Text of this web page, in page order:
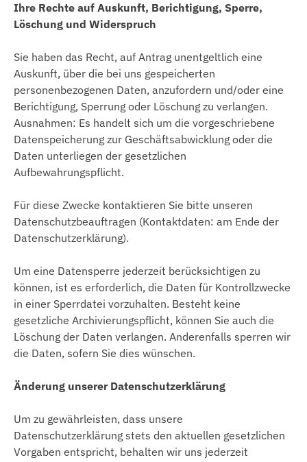
Ihre Rechte auf Auskunft, Berichtigung, Sperre,
Löschung und Widerspruch
Sie haben das Recht, auf Antrag unentgeltlich eine
Auskunft, über die bei uns gespeicherten
personenbezogenen Daten, anzufordern und/oder eine
Berichtigung, Sperrung oder Löschung zu verlangen.
Ausnahmen: Es handelt sich um die vorgeschriebene
Datenspeicherung zur Geschäftsabwicklung oder die
Daten unterliegen der gesetzlichen
Aufbewahrungspflicht.
Für diese Zwecke kontaktieren Sie bitte unseren
Datenschutzbeauftragen (Kontaktdaten: am Ende der
Datenschutzerklärung).
Um eine Datensperre jederzeit berücksichtigen zu
können, ist es erforderlich, die Daten für Kontrollzwecke
in einer Sperrdatei vorzuhalten. Besteht keine
gesetzliche Archivierungspflicht, können Sie auch die
Löschung der Daten verlangen. Anderenfalls sperren wir
die Daten, sofern Sie dies wünschen.
Änderung unserer Datenschutzerklärung
Um zu gewährleisten, dass unsere
Datenschutzerklärung stets den aktuellen gesetzlichen
Vorgaben entspricht, behalten wir uns jederzeit